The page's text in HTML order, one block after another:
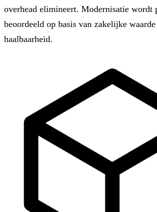
overhead elimineert. Modernisatie wordt
beoordeeld op basis van zakelijke
haalbaarheid.